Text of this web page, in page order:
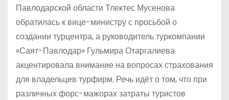
Павлодарской области Тлектес Мусенова
обратилась к вице-министру с просьбой о
создании турцентра, а руководитель туркомпании
«Саят-Павлодар» Гульмира Отаргалиева
акцентировала внимание на вопросах страхования
для владельцев турфирм. Речь идёт о том, что при
различных форс-мажорах затраты туристов